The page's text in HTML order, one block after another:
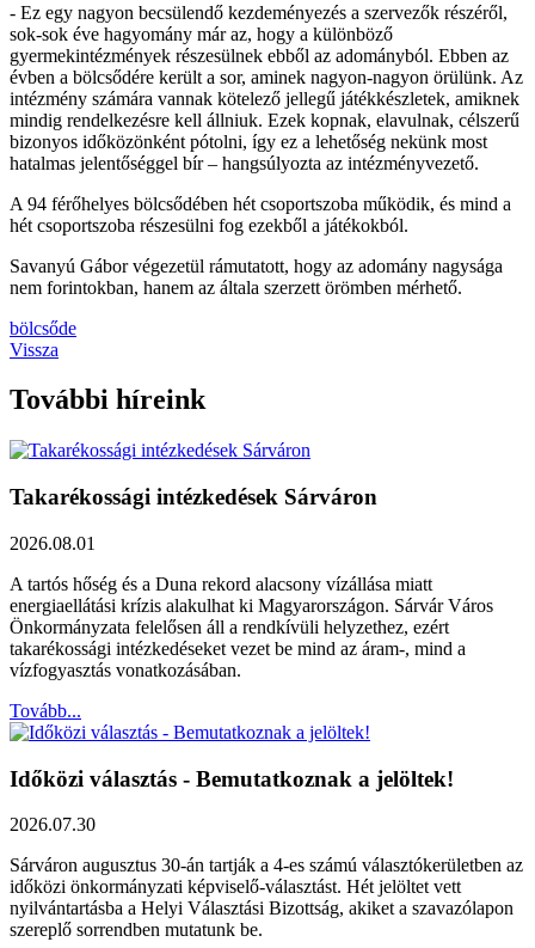
- Ez egy nagyon becsülendő kezdeményezés a szervezők részéről,
sok-sok éve hagyomány már az, hogy a különböző
gyermekintézmények részesülnek ebből az adományból. Ebben az
évben a bölcsődére került a sor, aminek nagyon-nagyon örülünk. Az
intézmény számára vannak kötelező jellegű játékkészletek, amiknek
mindig rendelkezésre kell állniuk. Ezek kopnak, elavulnak, célszerű
bizonyos időközönként pótolni, így ez a lehetőség nekünk most
hatalmas jelentőséggel bír – hangsúlyozta az intézményvezető.
A 94 férőhelyes bölcsődében hét csoportszoba működik, és mind a
hét csoportszoba részesülni fog ezekből a játékokból.
Savanyú Gábor végezetül rámutatott, hogy az adomány nagysága
nem forintokban, hanem az általa szerzett örömben mérhető.
bölcsőde
Vissza
További híreink
Takarékossági intézkedések Sárváron
2026.08.01
A tartós hőség és a Duna rekord alacsony vízállása miatt
energiaellátási krízis alakulhat ki Magyarországon. Sárvár Város
Önkormányzata felelősen áll a rendkívüli helyzethez, ezért
takarékossági intézkedéseket vezet be mind az áram-, mind a
vízfogyasztás vonatkozásában.
Tovább...
Időközi választás - Bemutatkoznak a jelöltek!
2026.07.30
Sárváron augusztus 30-án tartják a 4-es számú választókerületben az
időközi önkormányzati képviselő-választást. Hét jelöltet vett
nyilvántartásba a Helyi Választási Bizottság, akiket a szavazólapon
szereplő sorrendben mutatunk be.